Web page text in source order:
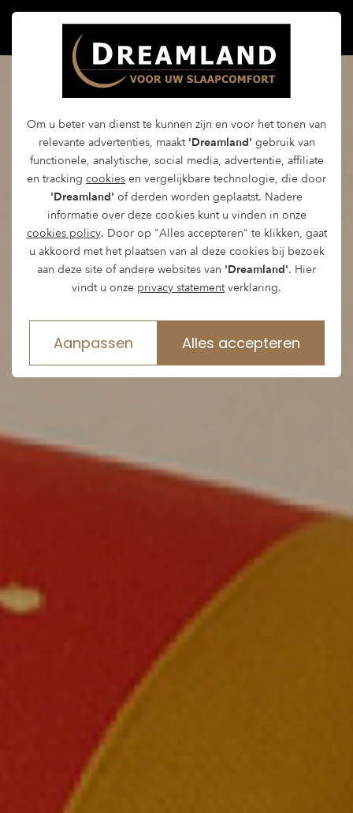
Om u beter van dienst te kunnen zijn en voor het tonen van
relevante advertenties, maakt 'Dreamland' gebruik van
functionele, analytische, social media, advertentie, affiliate
en tracking cookies en vergelijkbare technologie, die door
'Dreamland' of derden worden geplaatst. Nadere
informatie over deze cookies kunt u vinden in onze
cookies policy. Door op "Alles accepteren" te klikken, gaat
u akkoord met het plaatsen van al deze cookies bij bezoek
aan deze site of andere websites van 'Dreamland'. Hier
vindt u onze privacy statementverklaring.
Aanpassen Alles accepteren